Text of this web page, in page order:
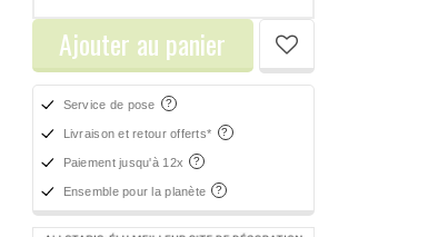
Ajouter au panier
Service de pose
Livraison et retour offerts*
Paiement jusqu'à 12x
Ensemble pour la planète